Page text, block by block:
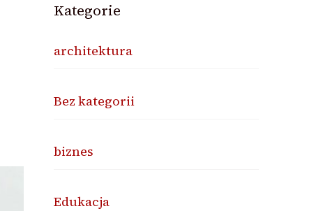
Kategorie
architektura
Bez kategorii
biznes
Edukacja